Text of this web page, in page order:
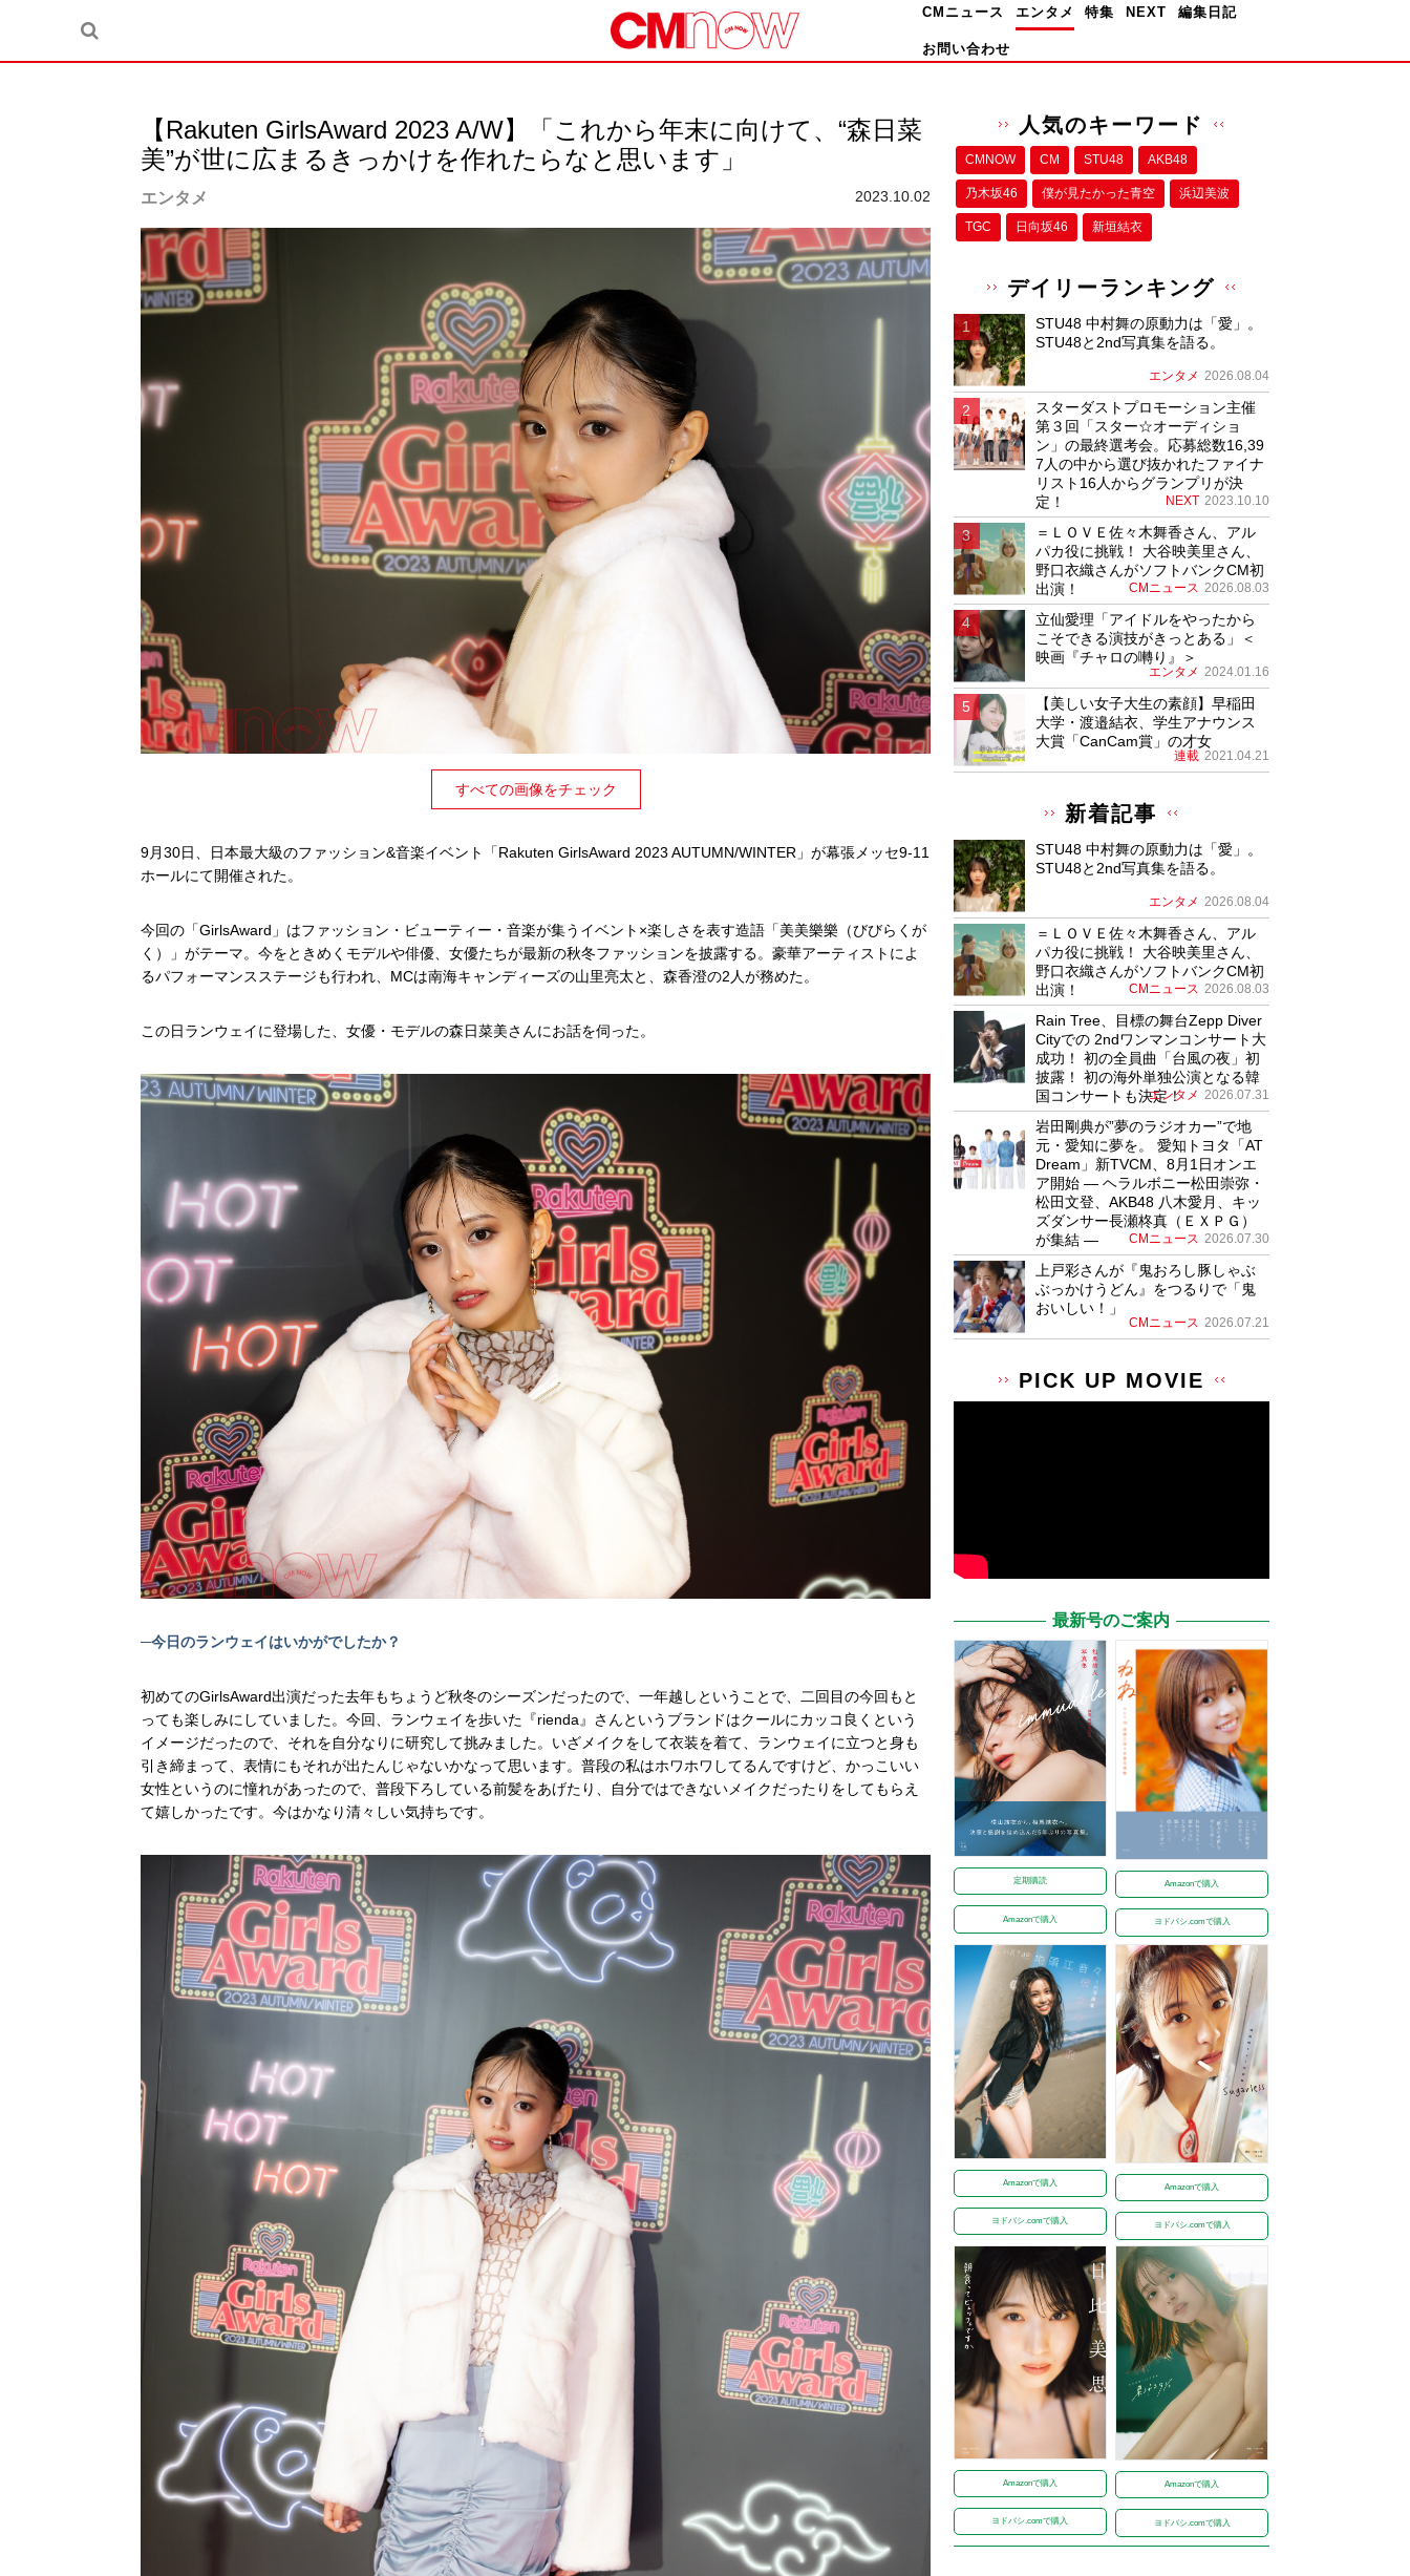
CMニュース エンタメ 特集 NEXT 編集日記
お問い合わせ
【Rakuten GirlsAward 2023 A/W】「これから年末に向けて、“森日菜
美”が世に広まるきっかけを作れたらなと思います」
エンタメ 2023.10.02
すべての画像をチェック
9月30日、日本最大級のファッション&音楽イベント「Rakuten GirlsAward 2023 AUTUMN/WINTER」が幕張メッセ9-11
ホールにて開催された。
今回の「GirlsAward」はファッション・ビューティー・音楽が集うイベント×楽しさを表す造語「美美樂樂（びびらくが
く）」がテーマ。今をときめくモデルや俳優、女優たちが最新の秋冬ファッションを披露する。豪華アーティストによ
るパフォーマンスステージも行われ、MCは南海キャンディーズの山里亮太と、森香澄の2人が務めた。
この日ランウェイに登場した、女優・モデルの森日菜美さんにお話を伺った。
─今日のランウェイはいかがでしたか？
初めてのGirlsAward出演だった去年もちょうど秋冬のシーズンだったので、一年越しということで、二回目の今回もと
っても楽しみにしていました。今回、ランウェイを歩いた『rienda』さんというブランドはクールにカッコ良くという
イメージだったので、それを自分なりに研究して挑みました。いざメイクをして衣装を着て、ランウェイに立つと身も
引き締まって、表情にもそれが出たんじゃないかなって思います。普段の私はホワホワしてるんですけど、かっこいい
女性というのに憧れがあったので、普段下ろしている前髪をあげたり、自分ではできないメイクだったりをしてもらえ
て嬉しかったです。今はかなり清々しい気持ちです。
人気のキーワード
CMNOW CM STU48 AKB48
乃木坂46 僕が⾒たかった⻘空 浜辺美波
TGC 日向坂46 新垣結衣
デイリーランキング
STU48 中村舞の原動力は「愛」。
STU48と2nd写真集を語る。
エンタメ 2026.08.04
スターダストプロモーション主催
第３回「スター☆オーディショ
ン」の最終選考会。応募総数16,39
7人の中から選び抜かれたファイナ
リスト16人からグランプリが決
定！
NEXT 2023.10.10
＝ＬＯＶＥ佐々木舞香さん、アル
パカ役に挑戦！ 大谷映美里さん、
野口衣織さんがソフトバンクCM初
出演！
CMニュース 2026.08.03
立仙愛理「アイドルをやったから
こそできる演技がきっとある」＜
映画『チャロの囀り』＞
エンタメ 2024.01.16
【美しい女子大生の素顔】早稲田
大学・渡邉結衣、学生アナウンス
大賞「CanCam賞」の才女
連載 2021.04.21
新着記事
STU48 中村舞の原動力は「愛」。
STU48と2nd写真集を語る。
エンタメ 2026.08.04
＝ＬＯＶＥ佐々木舞香さん、アル
パカ役に挑戦！ 大谷映美里さん、
野口衣織さんがソフトバンクCM初
出演！
CMニュース 2026.08.03
Rain Tree、目標の舞台Zepp Diver
Cityでの 2ndワンマンコンサート大
成功！ 初の全員曲「台風の夜」初
披露！ 初の海外単独公演となる韓
国コンサートも決定！
エンタメ 2026.07.31
岩田剛典が”夢のラジオカー”で地
元・愛知に夢を。 愛知トヨタ「AT
Dream」新TVCM、8月1日オンエ
ア開始 ― ヘラルボニー松田崇弥・
松田文登、AKB48 八木愛月、キッ
ズダンサー長瀬柊真（ＥＸＰＧ）
が集結 ―
CMニュース 2026.07.30
上戸彩さんが『鬼おろし豚しゃぶ
ぶっかけうどん』をつるりで「鬼
おいしい！」
CMニュース 2026.07.21
PICK UP MOVIE
最新号のご案内
定期購読
Amazonで購入
Amazonで購入
ヨドバシ.comで購入
Amazonで購入
ヨドバシ.comで購入
Amazonで購入
ヨドバシ.comで購入
Amazonで購入
ヨドバシ.comで購入
Amazonで購入
ヨドバシ.comで購入